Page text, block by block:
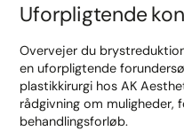
Uforpligtende
Overvejer du
en uforpligtende
plastikkirurgi hos AK
rådgivning om muligheder,
behandlingsforløb.